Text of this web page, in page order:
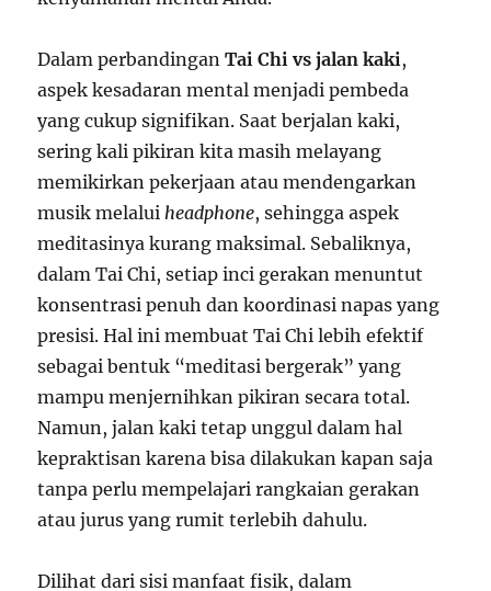
Dalam perbandinganTai Chi vs jalan kaki,
aspek kesadaran mental menjadi pembeda
yang cukup signifikan. Saat berjalan kaki,
sering kali pikiran kita masih melayang
memikirkan pekerjaan atau mendengarkan
musik melaluiheadphone, sehingga aspek
meditasinya kurang maksimal. Sebaliknya,
dalam Tai Chi, setiap inci gerakan menuntut
konsentrasi penuh dan koordinasi napas yang
presisi. Hal ini membuat Tai Chi lebih efektif
sebagai bentuk “meditasi bergerak” yang
mampu menjernihkan pikiran secara total.
Namun, jalan kaki tetap unggul dalam hal
kepraktisan karena bisa dilakukan kapan saja
tanpa perlu mempelajari rangkaian gerakan
atau jurus yang rumit terlebih dahulu.
Dilihat dari sisi manfaat fisik, dalam